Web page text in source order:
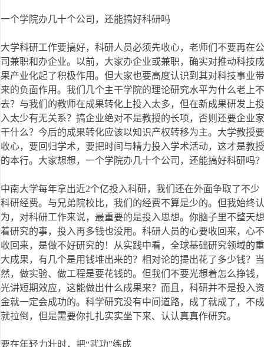
一个学院办几十个公司，还能搞好科研吗
大学科研工作要搞好，科研人员必须先收心，老师们不要再在公
司兼职和办企业。以前，大家办企业或兼职，确实对推动科技成
果产业化起了积极作用。但大家也要高度认识到其对科技事业带
来的负面作用。我们几个主干学院的理论研究水平为什么老上不
去？与我们的教师在成果转化上投入太多，但在新成果研发上投
入太少有无关系？搞企业绝对不是教授的长项，否则还要企业家
干什么？今后的成果转化应该以知识产权转移为主。大学教授要
收心，要回归学术，要把时间与精力投入学术活动，这才是教授
的本行。大家想想，一个学院办几十个公司，还能搞好科研吗？
中南大学每年拿出近2个亿投入科研，我们还在外面争取了不少
科研经费。与兄弟院校比，我们的经费不算是少的。但我始终认
为，对科研工作来说，最重要的是投入思想。你脑子里不整天想
着研究的事，投入再多钱也没用。科研人员的心要收回来，心不
收回来，是做不好研究的！从实践中看，全球基础研究领域的重
大成果，有几个是用钱堆出来的？相对论的提出花了多少钱？当
然，做实验、做工程是要花钱的。但我们不要光想着怎么挣钱，
光讲短期效应，这能做出什么成果来？而且，科研并不是投入资
金就一定会成功的。科学研究没有中间道路，成了就成了，不成
就拉倒，但是需要你扎扎实实坐下来、认认真真作研究。
要在年轻力壮时，把“武功”练成